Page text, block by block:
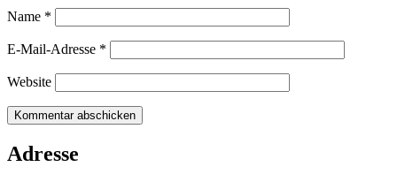
Name *
E-Mail-Adresse *
Website
Adresse